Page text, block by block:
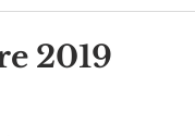
2019